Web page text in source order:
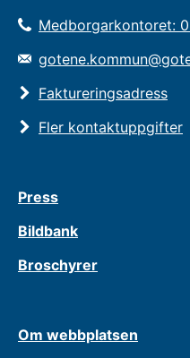
Medborgarkontoret:
Faktureringsadress
Fler kontaktuppgifter
Press
Bildbank
Broschyrer
Om webbplatsen